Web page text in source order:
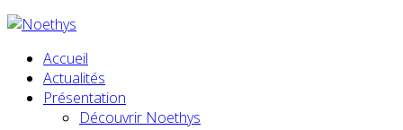
Accueil
Actualités
Présentation
Découvrir Noethys